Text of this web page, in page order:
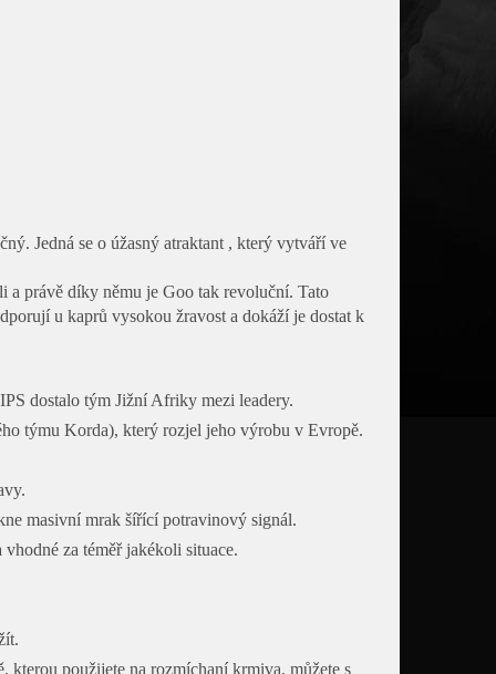
Jedná se o úžasný atraktant , který vytváří ve
a právě díky němu je Goo tak revoluční. Tato
u kaprů vysokou žravost a dokáží je dostat k
dostalo tým Jižní Afriky mezi leadery.
týmu Korda), který rozjel jeho výrobu v Evropě.
masivní mrak šířící potravinový signál.
za téměř jakékoli situace.
kterou použijete na rozmíchaní krmiva, můžete s